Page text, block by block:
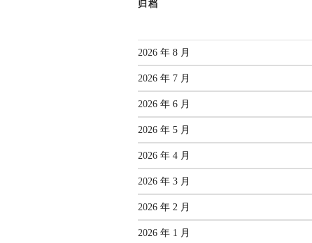
归档
2026 年 8 月
2026 年 7 月
2026 年 6 月
2026 年 5 月
2026 年 4 月
2026 年 3 月
2026 年 2 月
2026 年 1 月